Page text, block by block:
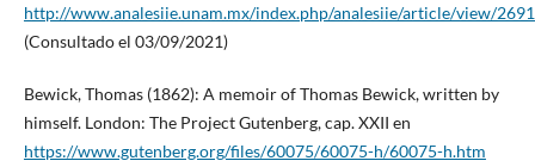
http://www.analesiie.unam.mx/index.php/analesiie/article/view/2691
(Consultado el 03/09/2021)
Bewick, Thomas (1862): A memoir of Thomas Bewick, written by
himself. London: The Project Gutenberg, cap. XXII en
https://www.gutenberg.org/files/60075/60075-h/60075-h.htm